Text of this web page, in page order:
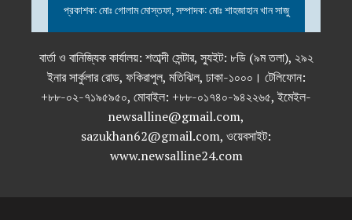
প্রকাশক: মোঃ গোলাম মোস্তফা, সম্পাদক: মোঃ শাহজাহান খান সাজু
বার্তা ও বানিজ্যিক কার্যালয়: শতাব্দী সেন্টার, স্যুইট: ৮ডি (৯ম তলা), ২৯২
ইনার সার্কুলার রোড, ফকিরাপুল, মতিঝিল, ঢাকা-১০০০। টেলিফোন:
+৮৮-০২-৭১৯৫৯৫০, মোবাইল: +৮৮-০১৭৪০-৯৪২২৬৫, ইমেইল-
newsalline@gmail.com,
sazukhan62@gmail.com, ওয়েবসাইট:
www.newsalline24.com